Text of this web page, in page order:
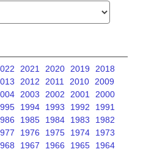
2021 2020 2019
2018
2012 2011 2010
2009
2003 2002 2001
2000
1994 1993 1992
1991
1985 1984 1983
1982
1976 1975 1974
1973
1967 1966 1965
1964